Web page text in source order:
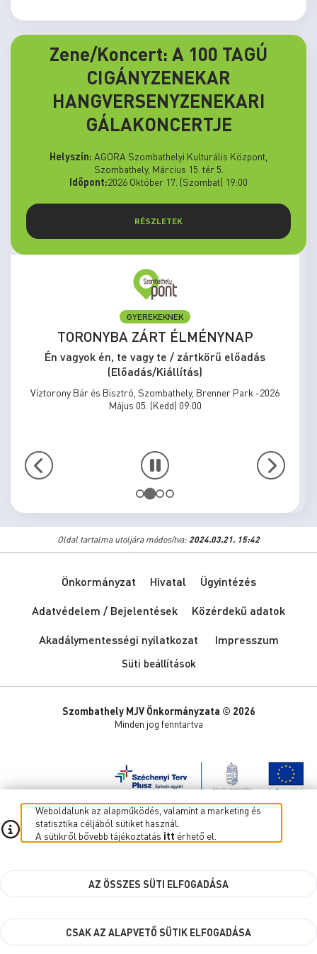
Zene/Koncert: A 100 TAGÚ
CIGÁNYZENEKAR
HANGVERSENYZENEKARI
GÁLAKONCERTJE
Helyszín: AGORA Szombathelyi Kulturális Központ,
Szombathely, Március 15. tér 5.
Időpont:2026 Október 17. (Szombat) 19:00
RÉSZLETEK
GYEREKEKNEK
TORONYBA ZÁRT ÉLMÉNYNAP
Én vagyok én, te vagy te / zártkörű előadás
(Előadás/Kiállítás)
Víztorony Bár és Bisztró, Szombathely, Brenner Park -2026
Május 05. (Kedd) 09:00
Oldal tartalma utoljára módosítva: 2024.03.21. 15:42
Önkormányzat Hivatal
Ügyintézés
Adatvédelem / Bejelentések
Közérdekű adatok
Akadálymentességi nyilatkozat
Impresszum
Süti beállítások
Szombathely MJV Önkormányzata © 2026
Minden jog fenntartva
Weboldalunk az alapműködés, valamint a marketing és
statisztika céljából sütiket használ.
A sütikről bővebb tájékoztatás itt érhető el.
AZ ÖSSZES SÜTI ELFOGADÁSA
CSAK AZ ALAPVETŐ SÜTIK ELFOGADÁSA